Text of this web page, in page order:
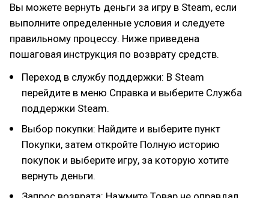
Вы можете вернуть деньги за игру в Steam, если
выполните определенные условия и следуете
правильному процессу. Ниже приведена
пошаговая инструкция по возврату средств.
Переход в службу поддержки: В Steam
перейдите в меню Справка и выберите Служба
поддержки Steam.
Выбор покупки: Найдите и выберите пункт
Покупки, затем откройте Полную историю
покупок и выберите игру, за которую хотите
вернуть деньги.